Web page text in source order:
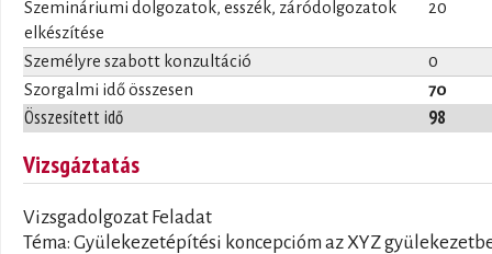
Összesített idő 98
Szemináriumi dolgozatok, esszék, záródolgozatok
elkészítése
20
Személyre szabott konzultáció
0
Szorgalmi idő összesen
70
Vizsgáztatás
Vizsgadolgozat Feladat
Téma: Gyülekezetépítési koncepcióm az XYZ